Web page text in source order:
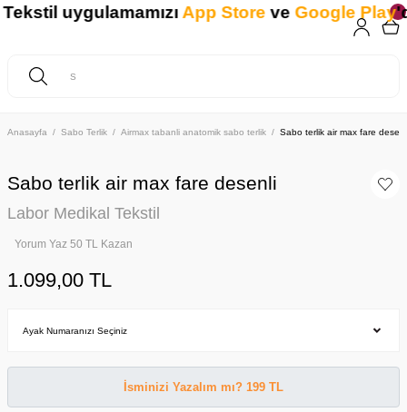
Anasayfa Sabo Terlik Airmax tabanli anatomik sabo terlik Sabo terlik air max fare
Sabo terlik air max fare desenli
Labor Medikal Tekstil
Yorum Yaz 50 TL Kazan
1.099,00 TL
İsminizi Yazalım mı? 199 TL
uygulamamızıApp StoreveGoogle Play